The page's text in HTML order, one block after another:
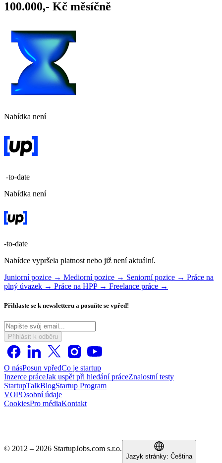
100.000,- Kč měsíčně
Nabídka není
-to-date
Nabídka není
-to-date
Nabídce vypršela platnost nebo již není aktuální.
Juniorní pozice → Mediorní pozice → Seniorní pozice → Práce na
plný úvazek → Práce na HPP → Freelance práce →
Přihlaste se k newsletteru a posuňte se vpřed!
Přihlásit k odběru
O násPosun vpředCo je startup
Inzerce práceJak uspět při hledání práceZnalostní testy
StartupTalkBlogStartup Program
VOPOsobní údaje
CookiesPro médiaKontakt
© 2012 – 2026 StartupJobs.com s.r.o.
Jazyk stránky: Čeština